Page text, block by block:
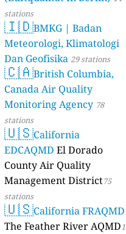
stations
🇮🇩BMKG | Badan
Meteorologi, Klimatologi
Dan Geofisika 29 stations
🇨🇦British Columbia,
Canada Air Quality
Monitoring Agency 78
stations
🇺🇸California
EDCAQMD El Dorado
County Air Quality
Management District75
stations
🇺🇸California FRAQMD
The Feather River AQMD1